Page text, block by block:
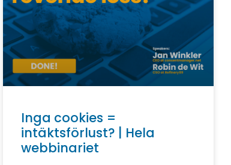
Inga cookies =
intäktsförlust? | Hela
webbinariet